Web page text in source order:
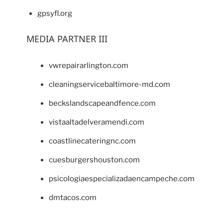
gpsyfl.org
MEDIA PARTNER III
vwrepairarlington.com
cleaningservicebaltimore-md.com
beckslandscapeandfence.com
vistaaltadelveramendi.com
coastlinecateringnc.com
cuesburgershouston.com
psicologiaespecializadaencampeche.com
dmtacos.com